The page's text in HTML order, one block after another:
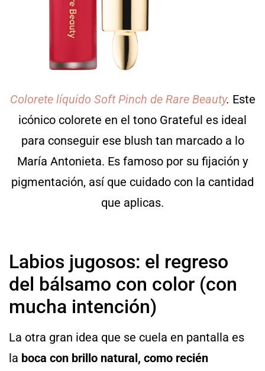
Colorete líquido Soft Pinch de Rare Beauty. Este
icónico colorete en el tono Grateful es ideal
para conseguir ese blush tan marcado a lo
María Antonieta. Es famoso por su fijación y
pigmentación, así que cuidado con la cantidad
que aplicas.
Labios jugosos: el regreso
del bálsamo con color (con
mucha intención)
La otra gran idea que se cuela en pantalla es
la boca con brillo natural, como recién